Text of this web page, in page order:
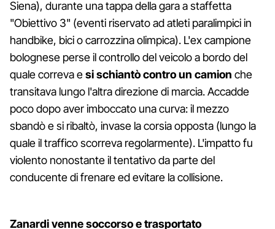
Siena), durante una tappa della gara a staffetta
"Obiettivo 3" (eventi riservato ad atleti paralimpici in
handbike, bici o carrozzina olimpica). L'ex campione
bolognese perse il controllo del veicolo a bordo del
quale correva esi schiantò contro un camion che
transitava lungo l'altra direzione di marcia. Accadde
poco dopo aver imboccato una curva: il mezzo
sbandò e si ribaltò, invase la corsia opposta (lungo la
quale il traffico scorreva regolarmente). L'impatto fu
violento nonostante il tentativo da parte del
conducente di frenare ed evitare la collisione.
Zanardi venne soccorso e trasportato